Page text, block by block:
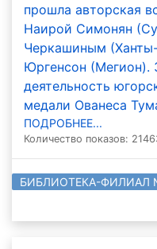
прошла авторская
Наирой Симонян
Черкашиным
Юргенсон (Мегион).
деятельность
медали Ованеса
ПОДРОБНЕЕ...
Количество показов:
БИБЛИОТЕКА-ФИЛИАЛ